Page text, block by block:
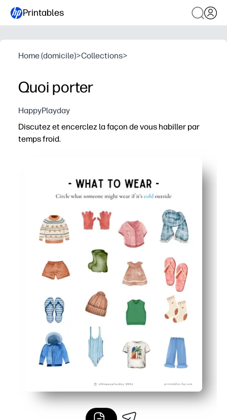
Printables
Home (domicile)>Collections>
Quoi porter
HappyPlayday
Discutez et encerclez la façon de vous habiller par
temps froid.
Des visuels captivants stimulent la conversation -
Compétences réelles - les enfants apprennent à